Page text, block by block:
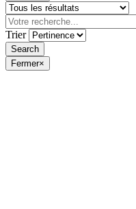
Trier
Fermer×